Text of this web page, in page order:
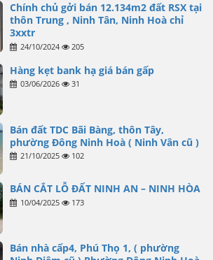
Chính chủ gởi bán 12.134m2 đất RSX tại
thôn Trung , Ninh Tân, Ninh Hoà chỉ
3xxtr
24/10/2024 205
Hàng kẹt bank hạ giá bán gấp
03/06/2026 31
Bán đất TDC Bãi Bàng, thôn Tây,
phường Đông Ninh Hoà ( Ninh Vân cũ )
21/10/2025 102
BÁN CẮT LỖ ĐẤT NINH AN – NINH HÒA
10/04/2025 173
Bán nhà cấp4, Phú Thọ 1, ( phường